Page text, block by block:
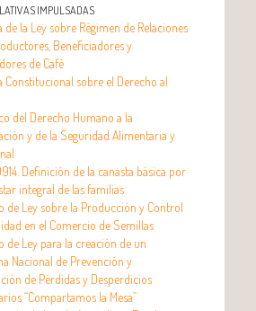
IMPULSADAS
de la Ley sobre Régimen de Relaciones
Beneficiadores y
de Café
Constitucional sobre el Derecho al
del Derecho Humano a la
y de la Seguridad Alimentaria y
Definición de la canasta básica por
integral de las familias
de Ley sobre la Producción y Control
en el Comercio de Semillas
de Ley para la creación de un
Nacional de Prevención y
de Pérdidas y Desperdicios
“Compartamos la Mesa”